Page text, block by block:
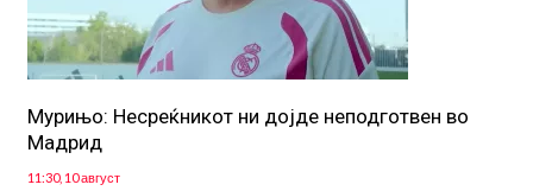
Мурињо: Несреќникот ни дојде неподготвен во
Мадрид
11:30, 10 август